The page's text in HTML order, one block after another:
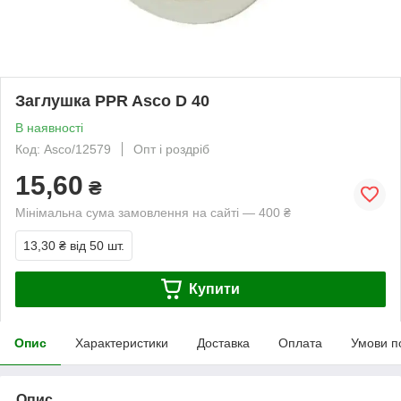
Заглушка PPR Asco D 40
В наявності
Код: Asco/12579
Опт і роздріб
15,60 ₴
Мінімальна сума замовлення на сайті — 400 ₴
13,30 ₴ від 50 шт.
Купити
Опис Характеристики Доставка Оплата Умови